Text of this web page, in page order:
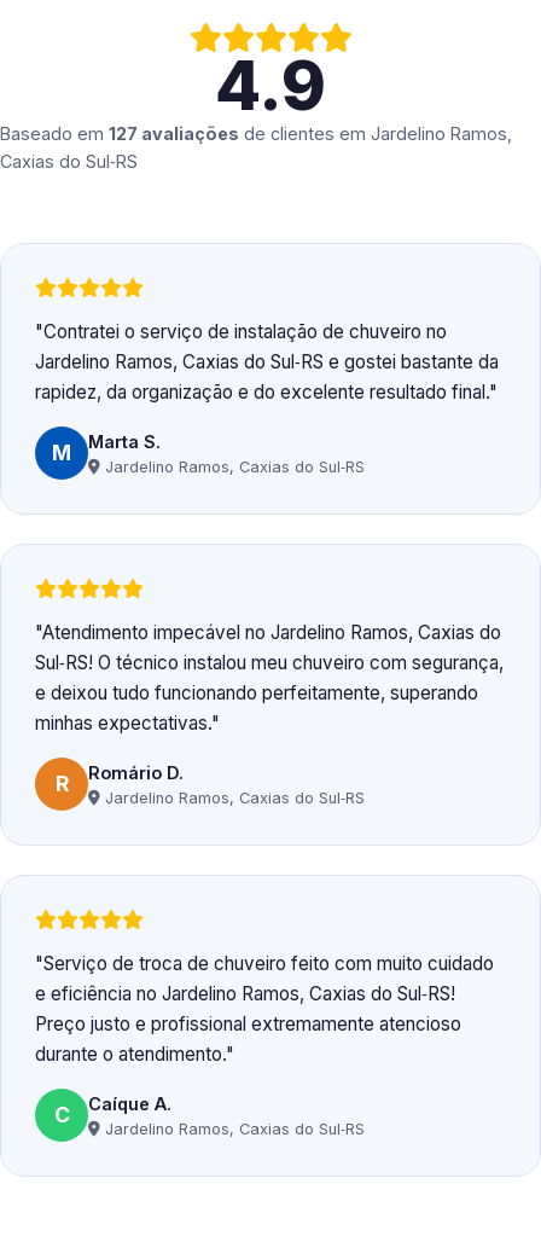
4.9
Baseado em 127 avaliações de clientes em Jardelino Ramos,
Caxias do Sul‑RS
Contratei o serviço de instalação de chuveiro no
Jardelino Ramos, Caxias do Sul‑RS e gostei bastante da
rapidez, da organização e do excelente resultado final.
M Marta S.
Jardelino Ramos, Caxias do Sul‑RS
Atendimento impecável no Jardelino Ramos, Caxias do
Sul‑RS! O técnico instalou meu chuveiro com segurança,
e deixou tudo funcionando perfeitamente, superando
minhas expectativas.
R Romário D.
Jardelino Ramos, Caxias do Sul‑RS
Serviço de troca de chuveiro feito com muito cuidado
e eficiência no Jardelino Ramos, Caxias do Sul‑RS!
Preço justo e profissional extremamente atencioso
durante o atendimento.
C Caíque A.
Jardelino Ramos, Caxias do Sul‑RS